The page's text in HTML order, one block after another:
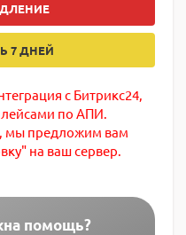
7 ДНЕЙ
с Битрикс24,
по АПИ.
мы предложим вам
на ваш сервер.
помощь?